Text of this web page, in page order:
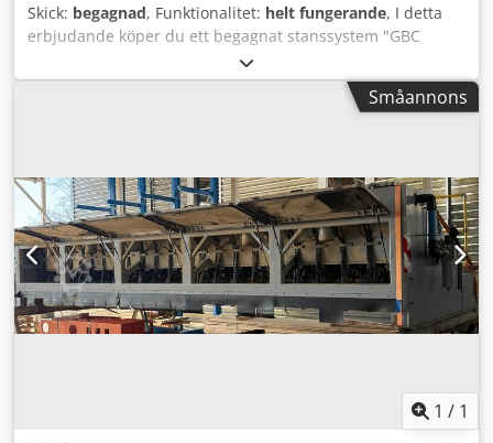
Skick: begagnad, Funktionalitet: helt fungerande, I detta
erbjudande köper du ett begagnat stanssystem "GBC
SteamPunch Ultra". Skick: Detta erbjudande gäller en
begagnad enhet som kan uppvisa bruksspår (mindre repor
eller missfärgningar) på grund av tidigare användning.
enheten under våra öppettider. Vänligen boka en tid för
detta! Sjöduglig förpackning och världsomspännande frakt
kan erbjudas på förfrågan. För mer information är du
självklart välkommen att kontakta oss personligen.
Småannons
1 / 1